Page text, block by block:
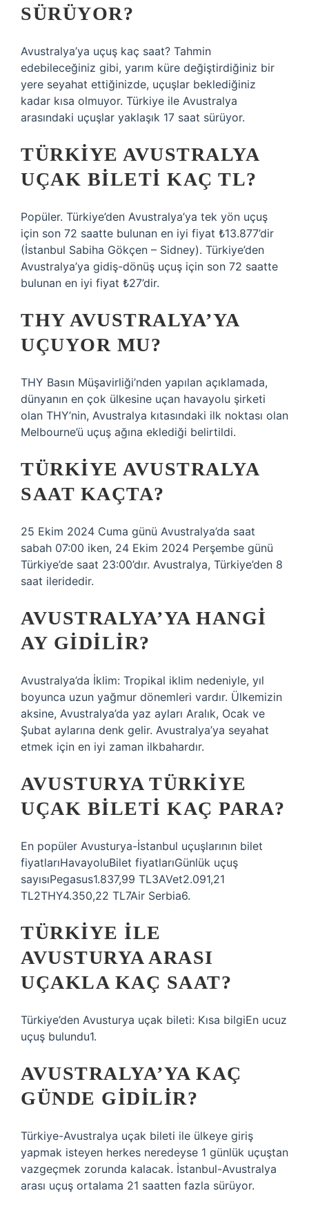
SÜRÜYOR?
Avustralya’ya uçuş kaç saat? Tahmin
edebileceğiniz gibi, yarım küre değiştirdiğiniz bir
yere seyahat ettiğinizde, uçuşlar beklediğiniz
kadar kısa olmuyor. Türkiye ile Avustralya
arasındaki uçuşlar yaklaşık 17 saat sürüyor.
TÜRKIYE AVUSTRALYA
UÇAK BILETI KAÇ TL?
Popüler. Türkiye’den Avustralya’ya tek yön uçuş
için son 72 saatte bulunan en iyi fiyat ₺13.877’dir
(İstanbul Sabiha Gökçen – Sidney). Türkiye’den
Avustralya’ya gidiş-dönüş uçuş için son 72 saatte
bulunan en iyi fiyat ₺27’dir.
THY AVUSTRALYA’YA
UÇUYOR MU?
THY Basın Müşavirliği’nden yapılan açıklamada,
dünyanın en çok ülkesine uçan havayolu şirketi
olan THY’nin, Avustralya kıtasındaki ilk noktası olan
Melbourne’ü uçuş ağına eklediği belirtildi.
TÜRKIYE AVUSTRALYA
SAAT KAÇTA?
25 Ekim 2024 Cuma günü Avustralya’da saat
sabah 07:00 iken, 24 Ekim 2024 Perşembe günü
Türkiye’de saat 23:00’dır. Avustralya, Türkiye’den 8
saat ileridedir.
AVUSTRALYA’YA HANGI
AY GIDILIR?
Avustralya’da İklim: Tropikal iklim nedeniyle, yıl
boyunca uzun yağmur dönemleri vardır. Ülkemizin
aksine, Avustralya’da yaz ayları Aralık, Ocak ve
Şubat aylarına denk gelir. Avustralya’ya seyahat
etmek için en iyi zaman ilkbahardır.
AVUSTURYA TÜRKIYE
UÇAK BILETI KAÇ PARA?
En popüler Avusturya-İstanbul uçuşlarının bilet
fiyatlarıHavayoluBilet fiyatlarıGünlük uçuş
sayısıPegasus1.837,99 TL3AVet2.091,21
TL2THY4.350,22 TL7Air Serbia6.
TÜRKIYE ILE
AVUSTURYA ARASI
UÇAKLA KAÇ SAAT?
Türkiye’den Avusturya uçak bileti: Kısa bilgiEn ucuz
uçuş bulundu1.
AVUSTRALYA’YA KAÇ
GÜNDE GIDILIR?
Türkiye-Avustralya uçak bileti ile ülkeye giriş
yapmak isteyen herkes neredeyse 1 günlük uçuştan
vazgeçmek zorunda kalacak. İstanbul-Avustralya
arası uçuş ortalama 21 saatten fazla sürüyor.